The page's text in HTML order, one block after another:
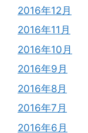
2016年12月
2016年11月
2016年10月
2016年9月
2016年8月
2016年7月
2016年6月